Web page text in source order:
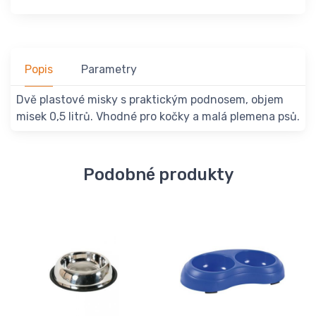
Popis Parametry
Dvě plastové misky s praktickým podnosem, objem
misek 0,5 litrů. Vhodné pro kočky a malá plemena psů.
Podobné produkty